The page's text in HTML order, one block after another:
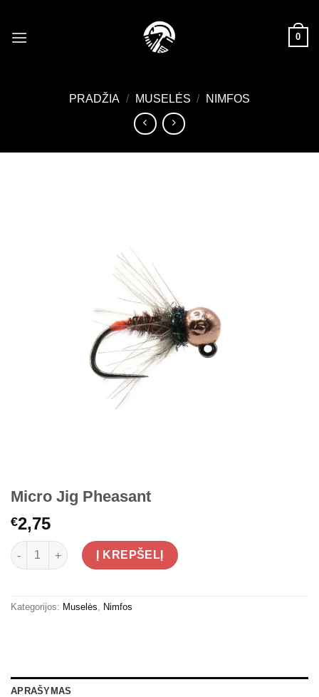
content
0
PRADŽIA / MUSELĖS / NIMFOS
Micro Jig Pheasant
€2,75
produkto kiekis: Micro Jig Pheasant
Į KREPŠELĮ
Kategorijos: Muselės Nimfos
APRAŠYMAS